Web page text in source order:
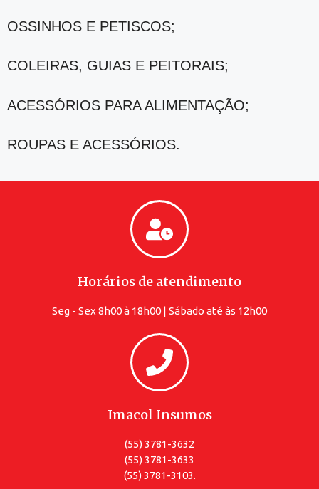
OSSINHOS E PETISCOS;
COLEIRAS, GUIAS E PEITORAIS;
ACESSÓRIOS PARA ALIMENTAÇÃO;
ROUPAS E ACESSÓRIOS.
Horários de atendimento
Seg - Sex 8h00 à 18h00 | Sábado até às 12h00
Imacol Insumos
(55) 3781-3632
(55) 3781-3633
(55) 3781-3103.